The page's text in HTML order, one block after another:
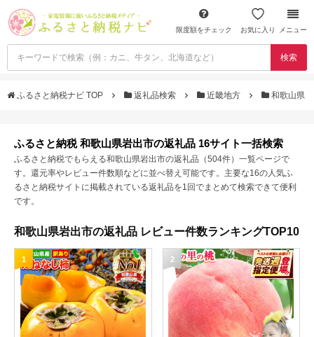
限度額をチェック お気に入り メニュー
検索
ふるさと納税ナビ TOP 返礼品検索 近畿地方 和歌山県
ふるさと納税 和歌山県岩出市の返礼品 16サイト一括検索
ふるさと納税でもらえる和歌山県岩出市の返礼品（504件）一覧ページで
す。還元率やレビュー件数順などに並べ替え可能です。主要な16の人気ふ
るさと納税サイトに掲載されている返礼品を1回でまとめて検索できて便利
です。
和歌山県岩出市の返礼品 レビュー件数ランキングTOP10
1 2